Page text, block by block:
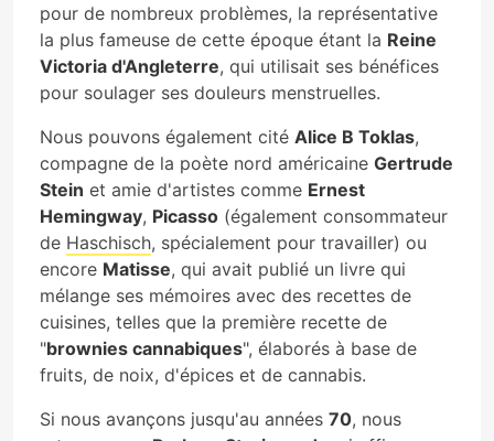
pour de nombreux problèmes, la représentative
la plus fameuse de cette époque étant la Reine
Victoria d'Angleterre, qui utilisait ses bénéfices
pour soulager ses douleurs menstruelles.
Nous pouvons également cité Alice B Toklas,
compagne de la poète nord américaine Gertrude
Stein et amie d'artistes comme Ernest
Hemingway, Picasso (également consommateur
de Haschisch, spécialement pour travailler) ou
encore Matisse, qui avait publié un livre qui
mélange ses mémoires avec des recettes de
cuisines, telles que la première recette de
"brownies cannabiques", élaborés à base de
fruits, de noix, d'épices et de cannabis.
Si nous avançons jusqu'au années 70, nous